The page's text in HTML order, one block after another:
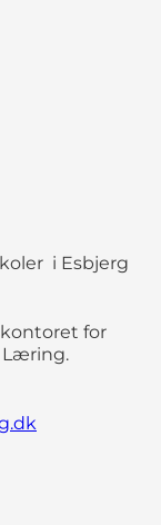
i Esbjerg
for
Læring.